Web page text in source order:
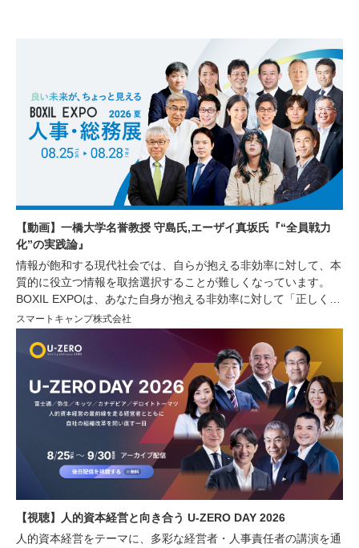
【動画】一橋大学名誉教授 守島氏,エーザイ真坂氏『“全員戦力
化”の実践論』
情報が飽和する現代社会では、自らが抱える非効率に対して、本
質的に役立つ情報を取捨選択することが難しくなっています。
BOXIL EXPOは、あなた自身が抱える非効率に対して「正しく」
「シンプル」な情報を提供し、非効率の解消や生産性の向上をサ
ポートするオンラインイベントです。今回は経営者や人事・労
務、総務部門で働く方々を対象に、人材の採用育成や組織づく
り、業務効率化に繋がる講演をはじめ、様々な非効率を解消する
サービスが紹介されるセミナーや、サービスを比較できる機会を
ご用意しております。
スマートキャンプ株式会社
【視聴】人的資本経営と向き合う U-ZERO DAY 2026
人的資本経営をテーマに、多彩な経営者・人事責任者の講演を通